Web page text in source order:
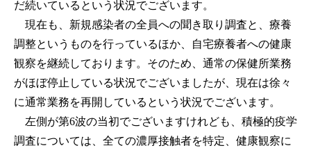
だ続いているという状況でございます。
現在も、新規感染者の全員への聞き取り調査と、療養
調整というものを行っているほか、自宅療養者への健康
観察を継続しております。そのため、通常の保健所業務
がほぼ停止している状況でございましたが、現在は徐々
に通常業務を再開しているという状況でございます。
左側が第6波の当初でございますけれども、積極的疫学
調査については、全ての濃厚接触者を特定、健康観察に